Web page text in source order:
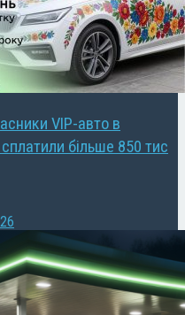
VIP-авто в
сплатили більше 850 тис